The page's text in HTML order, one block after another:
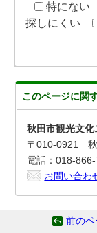
特にない
探しにくい
このページに関
秋田市観光文
〒010-0921 秋
電話：018-
お問い合わ
前のペ